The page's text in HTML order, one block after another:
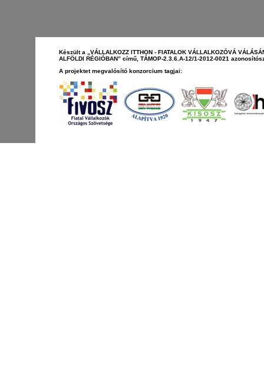
Készült a „VÁLLALKOZZ ITTHON - FIATALOK VÁLLALKOZÓVÁ
ALFÖLDI RÉGIÓBAN” című, TÁMOP-2.3.6.A-12/1-2012-0021
A projektet megvalósító konzorcium tagjai: